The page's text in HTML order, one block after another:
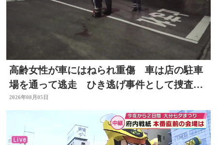
高齢女性が車にはねられ重傷 車は店の駐車
場を通って逃走 ひき逃げ事件として捜査
大分
2026年08月05日